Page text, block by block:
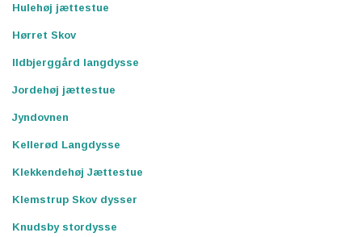
Hulehøj jættestue
Hørret Skov
Ildbjerggård langdysse
Jordehøj jættestue
Jyndovnen
Kellerød Langdysse
Klekkendehøj Jættestue
Klemstrup Skov dysser
Knudsby stordysse